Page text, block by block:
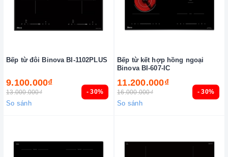
- 30%
Bếp từ đôi Binova BI-1102PLUS
9.100.000₫
13.000.000₫
So sánh
- 30%
Bếp từ kết hợp hồng ngoại
Binova BI-607-IC
11.200.000₫
16.000.000₫
So sánh